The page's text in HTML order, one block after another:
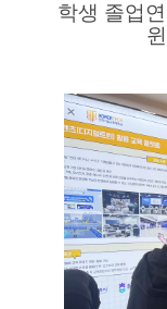
학생 졸업